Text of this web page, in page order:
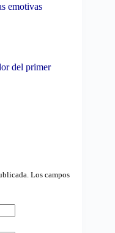
emotivas
del primer
Los campos